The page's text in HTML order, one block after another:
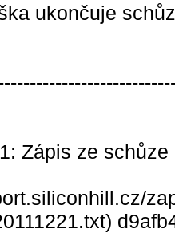
ukončuje
Zápis ze schůze